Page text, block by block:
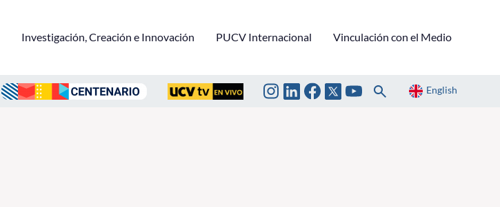
Investigación, Creación e Innovación PUCV Internacional Vinculación con el Medio
English